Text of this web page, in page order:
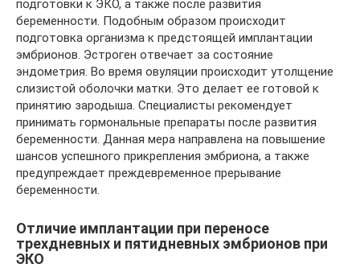
подготовки к ЭКО, а также после развития
беременности. Подобным образом происходит
подготовка организма к предстоящей имплантации
эмбрионов. Эстроген отвечает за состояние
эндометрия. Во время овуляции происходит утолщение
слизистой оболочки матки. Это делает ее готовой к
принятию зародыша. Специалисты рекомендует
принимать гормональные препараты после развития
беременности. Данная мера направлена на повышение
шансов успешного прикрепления эмбриона, а также
предупреждает преждевременное прерывание
беременности.
Отличие имплантации при переносе
трехдневных и пятидневных эмбрионов при
ЭКО